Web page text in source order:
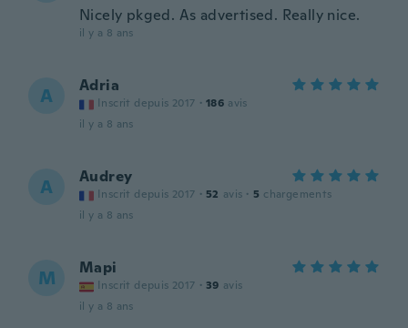
Nicely pkged. As advertised. Really nice.
il y a 8 ans
A Adria
Inscrit depuis 2017 · 186 avis
il y a 8 ans
A Audrey
Inscrit depuis 2017 · 52 avis · 5 chargements
il y a 8 ans
M Mapi
Inscrit depuis 2017 · 39 avis
il y a 8 ans